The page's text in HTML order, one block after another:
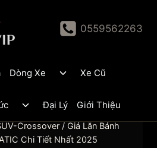
0559562263
Dòng Xe
ToggleXe Cũ
Toggle
menu
Đại Lý Giới Thiệu
Crossover / Giá Lăn Bánh
Chi Tiết Nhất 2025